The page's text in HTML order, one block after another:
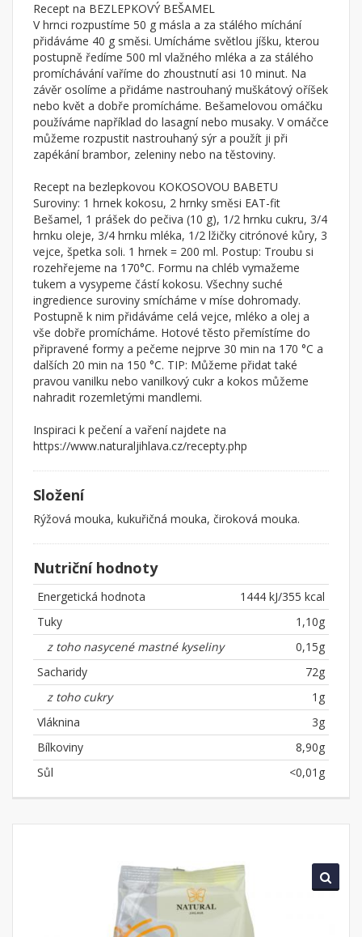
Recept na BEZLEPKOVÝ BEŠAMEL
V hrnci rozpustíme 50 g másla a za stálého míchání
přidáváme 40 g směsi. Umícháme světlou jíšku, kterou
postupně ředíme 500 ml vlažného mléka a za stálého
promíchávání vaříme do zhoustnutí asi 10 minut. Na
závěr osolíme a přidáme nastrouhaný muškátový oříšek
nebo květ a dobře promícháme. Bešamelovou omáčku
používáme například do lasagní nebo musaky. V omáčce
můžeme rozpustit nastrouhaný sýr a použít ji při
zapékání brambor, zeleniny nebo na těstoviny.
Recept na bezlepkovou KOKOSOVOU BABETU
Suroviny: 1 hrnek kokosu, 2 hrnky směsi EAT-fit
Bešamel, 1 prášek do pečiva (10 g), 1/2 hrnku cukru, 3/4
hrnku oleje, 3/4 hrnku mléka, 1/2 lžičky citrónové kůry, 3
vejce, špetka soli. 1 hrnek = 200 ml. Postup: Troubu si
rozehřejeme na 170°C. Formu na chléb vymažeme
tukem a vysypeme částí kokosu. Všechny suché
ingredience suroviny smícháme v míse dohromady.
Postupně k nim přidáváme celá vejce, mléko a olej a
vše dobře promícháme. Hotové těsto přemístíme do
připravené formy a pečeme nejprve 30 min na 170 °C a
dalších 20 min na 150 °C. TIP: Můžeme přidat také
pravou vanilku nebo vanilkový cukr a kokos můžeme
nahradit rozemletými mandlemi.
Inspiraci k pečení a vaření najdete na
https://www.naturaljihlava.cz/recepty.php
Složení
Rýžová mouka, kukuřičná mouka, čiroková mouka.
Nutriční hodnoty
Energetická hodnota
1444 kJ/355 kcal
Tuky
1,10g
z toho nasycené mastné kyseliny
0,15g
Sacharidy
72g
z toho cukry
1g
Vláknina
3g
Bílkoviny
8,90g
Sůl
<0,01g